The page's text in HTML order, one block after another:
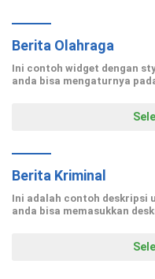
Berita Olahraga
Ini contoh widget dengan
anda bisa mengaturnya
Berita Kriminal
Ini adalah contoh deskripsi
anda bisa memasukkan